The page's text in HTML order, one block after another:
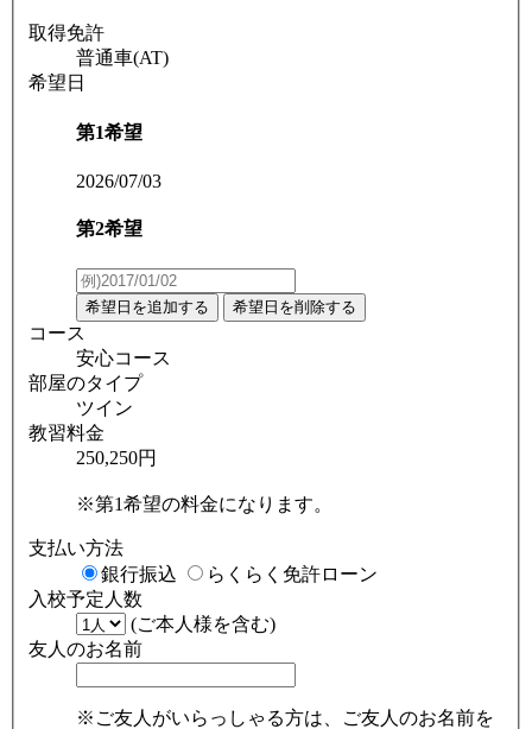
取得免許
普通車(AT)
希望日
第1希望
2026/07/03
第2希望
コース
安心コース
部屋のタイプ
ツイン
教習料金
250,250円
※第1希望の料金になります。
支払い方法
銀行振込
らくらく免許ローン
入校予定人数
(ご本人様を含む)
友人のお名前
※ご友人がいらっしゃる方は、ご友人のお名前を